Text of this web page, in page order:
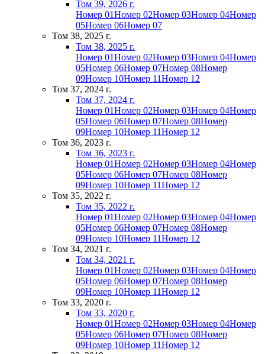
Том 39, 2026 г.
Номер 01Номер 02Номер 03Номер 04Номер
05Номер 06Номер 07
Том 38, 2025 г.
Том 38, 2025 г.
Номер 01Номер 02Номер 03Номер 04Номер
05Номер 06Номер 07Номер 08Номер
09Номер 10Номер 11Номер 12
Том 37, 2024 г.
Том 37, 2024 г.
Номер 01Номер 02Номер 03Номер 04Номер
05Номер 06Номер 07Номер 08Номер
09Номер 10Номер 11Номер 12
Том 36, 2023 г.
Том 36, 2023 г.
Номер 01Номер 02Номер 03Номер 04Номер
05Номер 06Номер 07Номер 08Номер
09Номер 10Номер 11Номер 12
Том 35, 2022 г.
Том 35, 2022 г.
Номер 01Номер 02Номер 03Номер 04Номер
05Номер 06Номер 07Номер 08Номер
09Номер 10Номер 11Номер 12
Том 34, 2021 г.
Том 34, 2021 г.
Номер 01Номер 02Номер 03Номер 04Номер
05Номер 06Номер 07Номер 08Номер
09Номер 10Номер 11Номер 12
Том 33, 2020 г.
Том 33, 2020 г.
Номер 01Номер 02Номер 03Номер 04Номер
05Номер 06Номер 07Номер 08Номер
09Номер 10Номер 11Номер 12